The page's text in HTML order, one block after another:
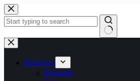
Bicicletas
Montaña